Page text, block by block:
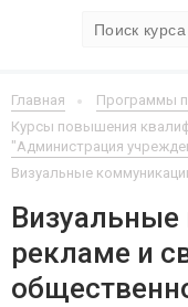
Главная
Программы
Курсы повышения
"Администрация
Визуальные
рекламе и